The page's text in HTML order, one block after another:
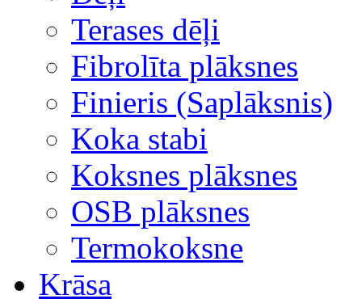
Terases dēļi
Fibrolīta plāksnes
Finieris (Saplāksnis)
Koka stabi
Koksnes plāksnes
OSB plāksnes
Termokoksne
Krāsa